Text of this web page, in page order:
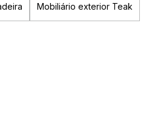
Mobiliário exterior Teak